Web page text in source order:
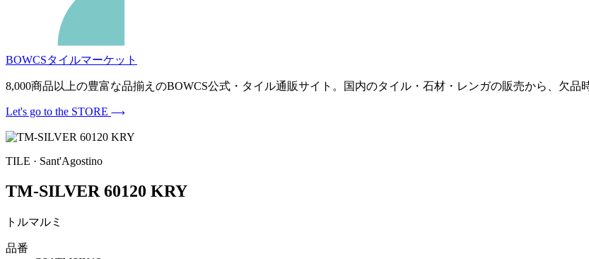
BOWCSタイルマーケット
8,000商品以上の豊富な品揃えのBOWCS公式・タイル通販サイト。国内のタイル・石材・レンガの販売から、欠品
Let's go to the STORE
TILE · Sant'Agostino
TM-SILVER 60120 KRY
トルマルミ
品番